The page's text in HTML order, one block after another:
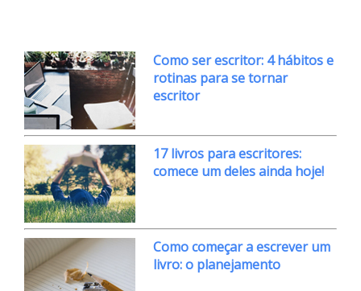
Como ser escritor: 4 hábitos e
rotinas para se tornar
escritor
17 livros para escritores:
comece um deles ainda hoje!
Como começar a escrever um
livro: o planejamento